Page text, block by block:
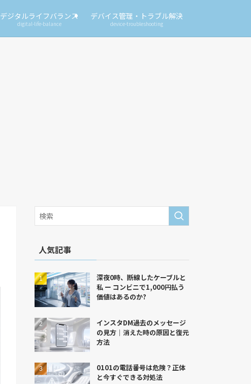
デジタルライフバランス
digital-life-balance
デバイス管理・トラブル解決
device-troubleshooting
人気記事
深夜0時、断線したケーブルと
私 ー コンビニで1,000円払う
価値はあるのか?
インスタDM過去のメッセージ
の見方｜消えた時の原因と復元
方法
0101の電話番号は危険？正体
と今すぐできる対処法